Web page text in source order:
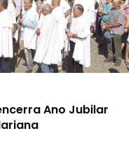
Ano Jubilar